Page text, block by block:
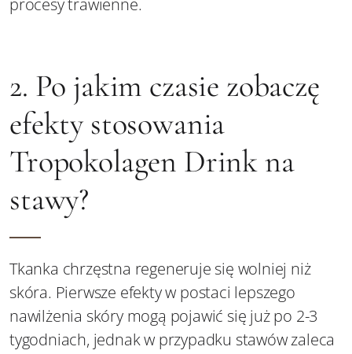
procesy trawienne.
2. Po jakim czasie zobaczę
efekty stosowania
Tropokolagen Drink na
stawy?
Tkanka chrzęstna regeneruje się wolniej niż
skóra. Pierwsze efekty w postaci lepszego
nawilżenia skóry mogą pojawić się już po 2-3
tygodniach, jednak w przypadku stawów zaleca